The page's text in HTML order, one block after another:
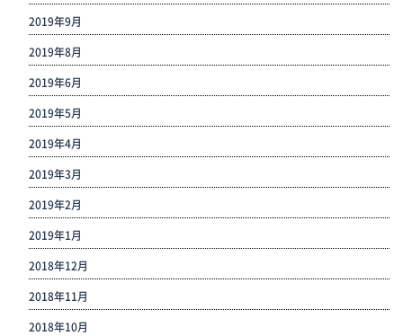
2019年9月
2019年8月
2019年6月
2019年5月
2019年4月
2019年3月
2019年2月
2019年1月
2018年12月
2018年11月
2018年10月